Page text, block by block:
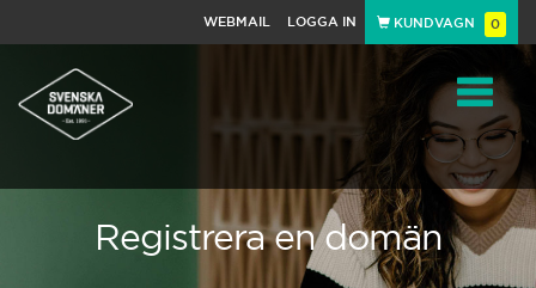
WEBMAIL LOGGA IN KUNDVAGN 0
Toggle
Registrera en domän